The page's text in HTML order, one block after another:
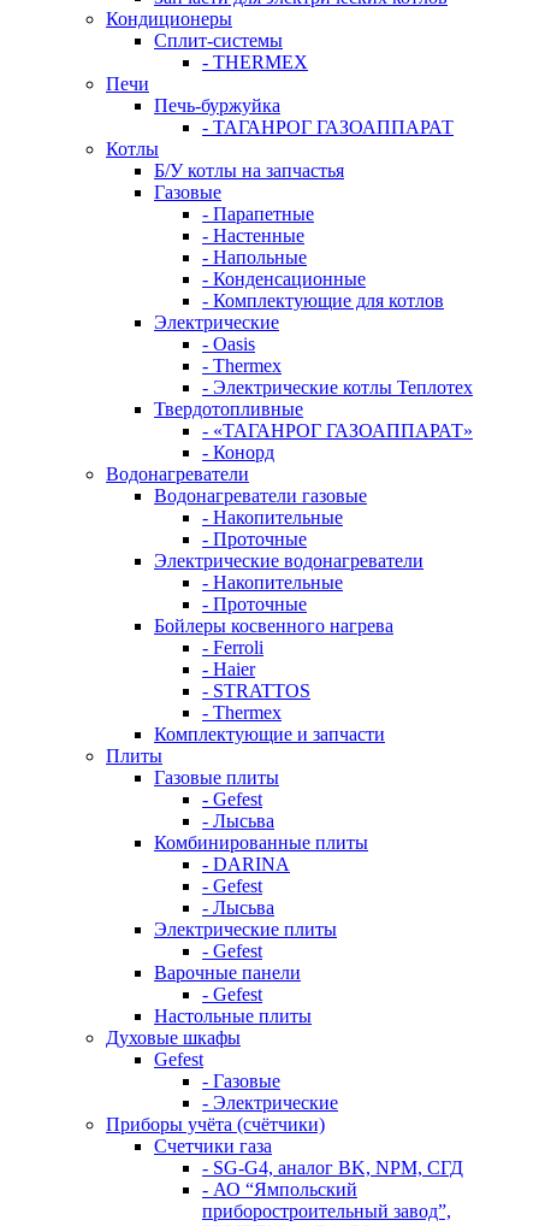
Кондиционеры
Сплит-системы
- THERMEX
Печи
Печь-буржуйка
- ТАГАНРОГ ГАЗОАППАРАТ
Котлы
Б/У котлы на запчастья
Газовые
- Парапетные
- Настенные
- Напольные
- Конденсационные
- Комплектующие для котлов
Электрические
- Oasis
- Thermex
- Электрические котлы Теплотех
Твердотопливные
- «ТАГАНРОГ ГАЗОАППАРАТ»
- Конорд
Водонагреватели
Водонагреватели газовые
- Накопительные
- Проточные
Электрические водонагреватели
- Накопительные
- Проточные
Бойлеры косвенного нагрева
- Ferroli
- Haier
- STRATTOS
- Thermex
Комплектующие и запчасти
Плиты
Газовые плиты
- Gefest
- Лысьва
Комбинированные плиты
- DARINA
- Gefest
- Лысьва
Электрические плиты
- Gefest
Варочные панели
- Gefest
Настольные плиты
Духовые шкафы
Gefest
- Газовые
- Электрические
Приборы учёта (счётчики)
Счетчики газа
- SG-G4, аналог BK, NPM, СГД
- АО “Ямпольский
приборостроительный завод”,